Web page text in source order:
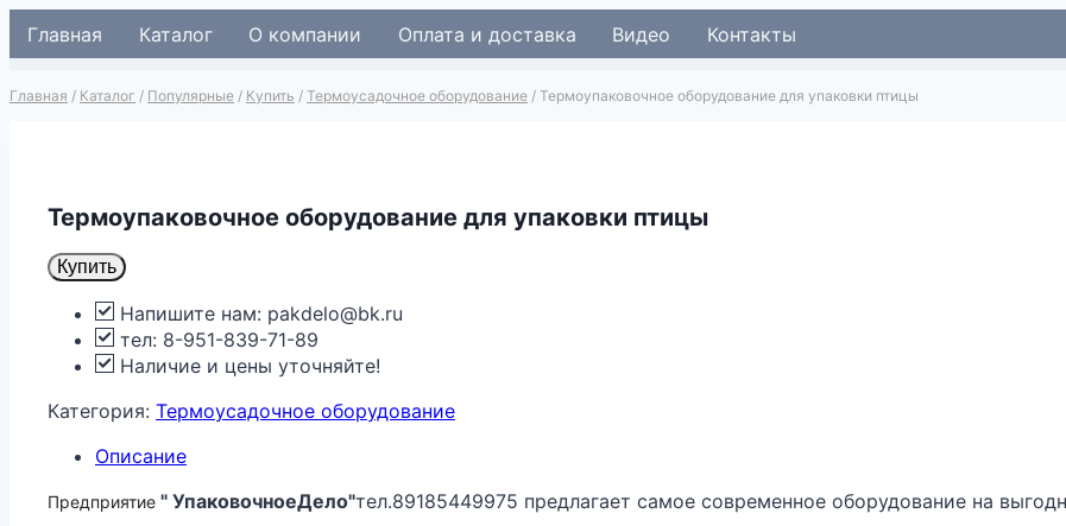
Перейти
Главная Каталог О компании Оплата и доставка Видео Контакты
Главная / Каталог / Популярные / Купить / Термоусадочное оборудование / Термоупаковочное оборудование для упаковки птицы
Термоупаковочное оборудование для упаковки птицы
Купить
Напишите нам: pakdelo@bk.ru
тел: 8-951-839-71-89
Наличие и цены уточняйте!
Категория: Термоусадочное оборудование
Описание
Предприятие " УпаковочноеДело"тел.89185449975 предлагает самое современное оборудование на